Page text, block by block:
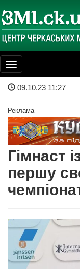
Toggle
navigation
09.10.23 11:27
Реклама
Гімнаст
першу